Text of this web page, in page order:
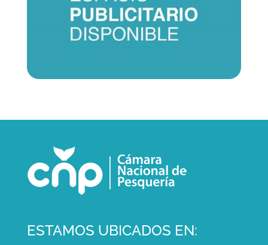
ESTAMOS UBICADOS EN: